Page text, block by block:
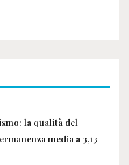
la qualità del
media a 3,13